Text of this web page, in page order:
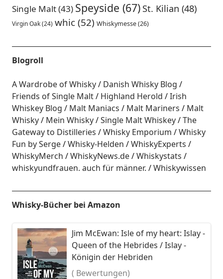
Single Malt(43) Speyside (67) St. Kilian (48)
Virgin Oak(24) whic(52) Whiskymesse(26)
Blogroll
A Wardrobe of Whisky
Danish Whisky Blog
Friends of Single Malt
Highland Herold
Irish
Whiskey Blog
Malt Maniacs Malt Mariners
Malt
Whisky
Mein Whisky Single Malt Whiskey
The
Gateway to Distilleries
Whisky Emporium
Whisky
Fun by Serge
Whisky-Helden
WhiskyExperts
WhiskyMerch
WhiskyNews.de
Whiskystats
whiskyundfrauen. auch für männer.
Whiskywissen
Whisky-Bücher bei Amazon
Jim McEwan: Isle of my heart: Islay -
Queen of the Hebrides / Islay -
Königin der Hebriden
( Bewertungen)